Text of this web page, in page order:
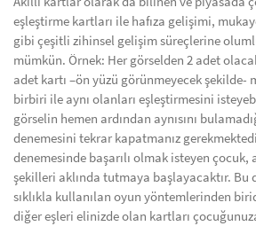
eşleştirme kartları ile hafıza gelişimi,
gibi çeşitli zihinsel gelişim süreçlerine
mümkün. Örnek: Her görselden 2 adet
adet kartı –ön yüzü görünmeyecek şekilde-
birbiri ile aynı olanları eşleştirmesini
görselin hemen ardından aynısını
denemesini tekrar kapatmanız
denemesinde başarılı olmak isteyen çocuk,
şekilleri aklında tutmaya başlayacaktır. Bu
sıklıkla kullanılan oyun yöntemlerinden
diğer eşleri elinizde olan kartları